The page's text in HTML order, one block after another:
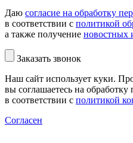
Даю согласие на обработку
в соответствии с политикой
а также получение новостных
Заказать звонок
Наш сайт использует куки.
вы соглашаетесь на
в соответствии с политикой
Согласен